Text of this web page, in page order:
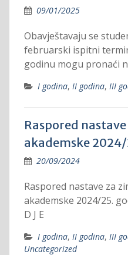
09/01/2025
Obavještavaju se
februarski ispitni
godinu mogu pronaći
I godina, II godina, III
Raspored
akademske
20/09/2024
Raspored nastave za
akademske 2024/25.
D J E
I godina, II godina, III
Uncategorized